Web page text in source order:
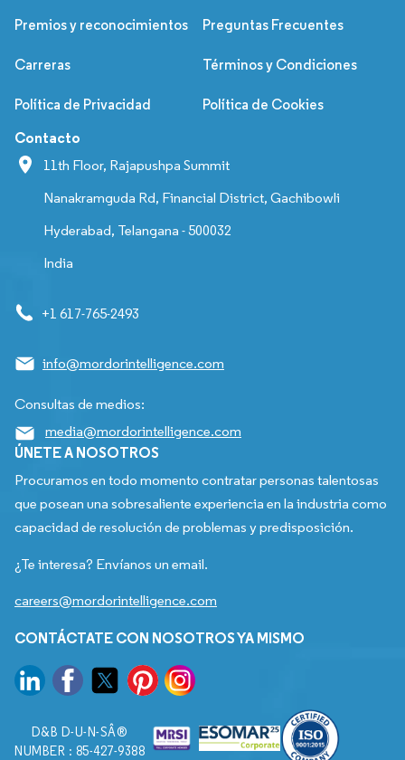
Premios y reconocimientos Preguntas Frecuentes
Carreras Términos y Condiciones
Política de Privacidad Política de Cookies
Contacto
11th Floor, Rajapushpa Summit
Nanakramguda Rd, Financial District, Gachibowli
Hyderabad, Telangana - 500032
India
+1 617-765-2493
info@mordorintelligence.com
Consultas de medios:
media@mordorintelligence.com
ÚNETE A NOSOTROS
Procuramos en todo momento contratar personas talentosas
que posean una sobresaliente experiencia en la industria como
capacidad de resolución de problemas y predisposición.
¿Te interesa? Envíanos un email.
careers@mordorintelligence.com
CONTÁCTATE CON NOSOTROS YA MISMO
D&B D-U-N-SÂ®
NUMBER : 85-427-9388